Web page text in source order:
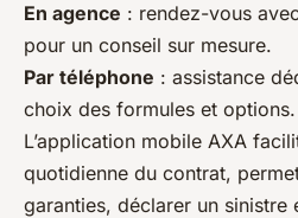
En agence : rendez-vous
pour un conseil sur mesure.
Par téléphone : assistance
choix des formules et options.
L’application mobile AXA
quotidienne du contrat,
garanties, déclarer un sinistre